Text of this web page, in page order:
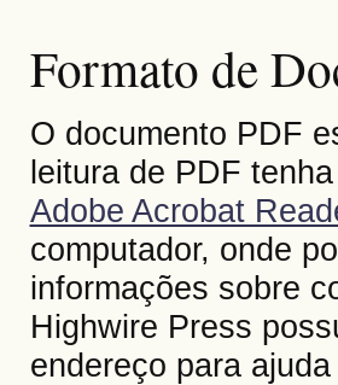
Formato de
O documento PDF
leitura de PDF
Adobe Acrobat
computador, onde
informações sobre
Highwire Press
endereço para ajuda